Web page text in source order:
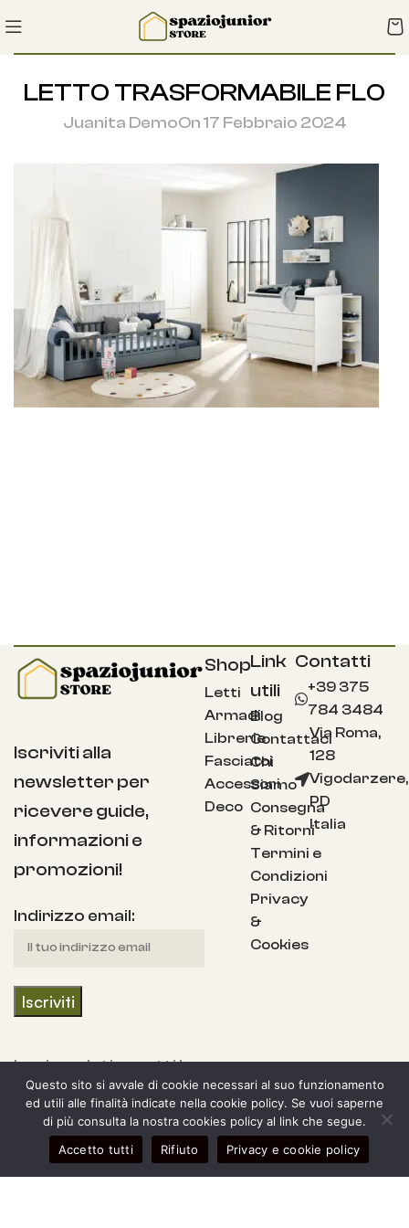
LETTO TRASFORMABILE FLO
Juanita DemoOn 17 Febbraio 2024
Iscriviti alla
newsletter per
ricevere guide,
informazioni e
promozioni!
Indirizzo email:
Iscrivendoti accetti la
nostra Informativa
sulla privacy e fornisci
il consenso a ricevere
aggiornamenti dalla
Shop
Letti
Armadi
Librerie
Fasciatoi
Accessori
Deco
Link
utili
Blog
Contattaci
Chi
Siamo
Consegna
& Ritorni
Termini e
Condizioni
Privacy
&
Cookies
Contatti
+39 375
784 3484
Via Roma,
128
Vigodarzere,
PD
Italia
laterale
Il mio account
0
Carrello
Questo sito si avvale di cookie necessari al suo funzionamento
ed utili alle finalità indicate nella cookie policy. Se vuoi saperne
di più consulta la nostra cookies policy al link che segue.
Accetto tutti
Rifiuto Privacy e cookie policy